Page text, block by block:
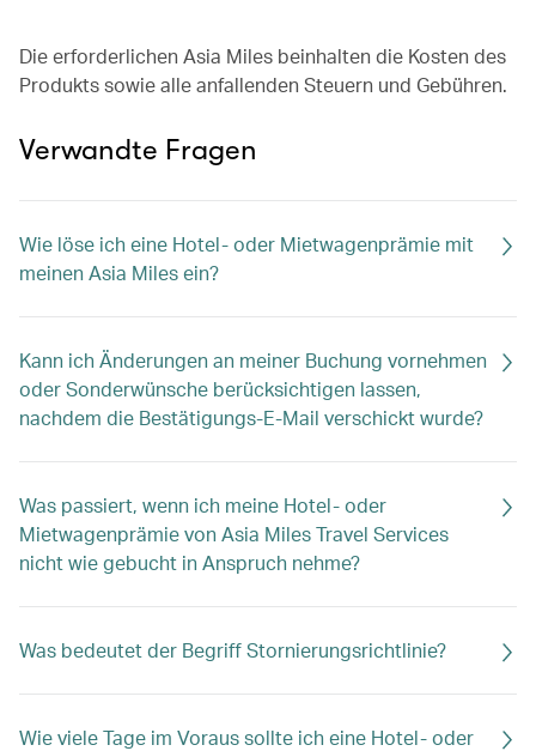
Die erforderlichen Asia Miles beinhalten die Kosten des
Produkts sowie alle anfallenden Steuern und Gebühren.
Verwandte Fragen
Wie löse ich eine Hotel- oder Mietwagenprämie mit
meinen Asia Miles ein?
Kann ich Änderungen an meiner Buchung vornehmen
oder Sonderwünsche berücksichtigen lassen,
nachdem die Bestätigungs-E-Mail verschickt wurde?
Was passiert, wenn ich meine Hotel- oder
Mietwagenprämie von Asia Miles Travel Services
nicht wie gebucht in Anspruch nehme?
Was bedeutet der Begriff Stornierungsrichtlinie?
Wie viele Tage im Voraus sollte ich eine Hotel- oder